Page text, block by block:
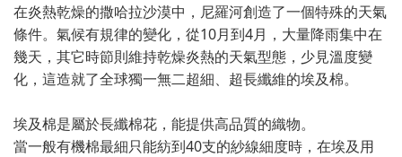
在炎熱乾燥的撒哈拉沙漠中，尼羅河創造了一個特殊的天氣
條件。氣候有規律的變化，從10月到4月，大量降雨集中在
幾天，其它時節則維持乾燥炎熱的天氣型態，少見溫度變
化，這造就了全球獨一無二超細、超長纖維的埃及棉。
埃及棉是屬於長纖棉花，能提供高品質的織物。
當一般有機棉最細只能紡到40支的紗線細度時，在埃及用